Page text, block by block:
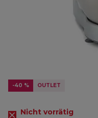
-40 % OUTLET
Nicht vorrätig